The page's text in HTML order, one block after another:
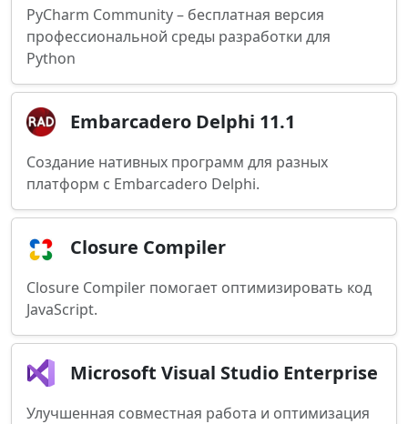
PyCharm Community – бесплатная версия
профессиональной среды разработки для
Python
Embarcadero Delphi 11.1
Создание нативных программ для разных
платформ с Embarcadero Delphi.
Closure Compiler
Closure Compiler помогает оптимизировать код
JavaScript.
Microsoft Visual Studio Enterprise
Улучшенная совместная работа и оптимизация